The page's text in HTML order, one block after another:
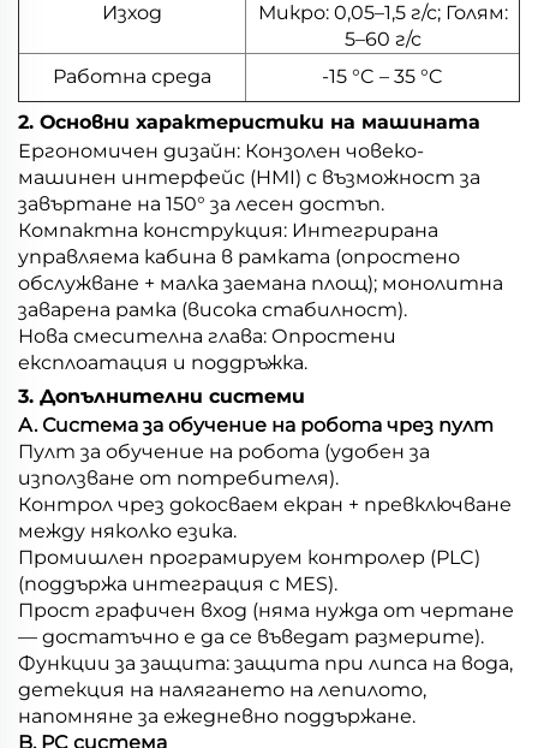
Изход
Микро: 0,05–1,5 г/с; Голям:
5–60 г/с
Работна среда
-15 °C – 35 °C
2. Основни характеристики на машината
Ергономичен дизайн: Конзолен човеко-
машинен интерфейс (HMI) с възможност за
завъртане на 150° за лесен достъп.
Компактна конструкция: Интегрирана
управляема кабина в рамката (опростено
обслужване + малка заемана площ); монолитна
заварена рамка (висока стабилност).
Нова смесителна глава: Опростени
експлоатация и поддръжка.
3. Допълнителни системи
А. Система за обучение на робота чрез пулт
Пулт за обучение на робота (удобен за
използване от потребителя).
Контрол чрез докосваем екран + превключване
между няколко езика.
Промишлен програмируем контролер (PLC)
(поддържа интеграция с MES).
Прост графичен вход (няма нужда от чертане
— достатъчно е да се въведат размерите).
Функции за защита: защита при липса на вода,
детекция на налягането на лепилото,
напомняне за ежедневно поддържане.
B. PC система